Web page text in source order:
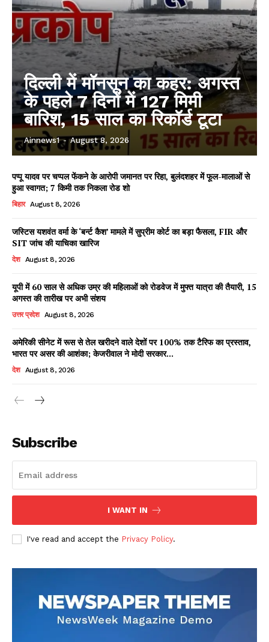
Facebook
X WhatsApp
Share
Read Latest News on AIN
दिल्ली में मॉनसून का कहर: अगस्त
के पहले 7 दिनों में 127 मिमी
बारिश, 15 साल का रिकॉर्ड टूटा
Ainnews1 - August 8, 2026
पप्पू यादव पर चप्पल फेंकने के आरोपी जमानत पर रिहा, बुलंदशहर में फूल-मालाओं से
हुआ स्वागत; 7 किमी तक निकला रोड शो
बिहार August 8, 2026
जस्टिस यशवंत वर्मा के ‘बर्न्ट कैश’ मामले में सुप्रीम कोर्ट का बड़ा फैसला, FIR और
SIT जांच की याचिका खारिज
देश August 8, 2026
यूपी में 60 साल से अधिक उम्र की महिलाओं को रोडवेज में मुफ्त यात्रा की तैयारी, 15
अगस्त की तारीख पर अभी संशय
उत्तर प्रदेश August 8, 2026
अमेरिकी सीनेट में रूस से तेल खरीदने वाले देशों पर 100% तक टैरिफ का प्रस्ताव,
भारत पर असर की आशंका; केजरीवाल ने मोदी सरकार...
देश August 8, 2026
Subscribe
I WANT IN
I've read and accept the Privacy Policy.